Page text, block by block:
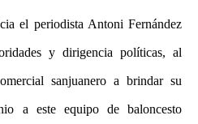
el periodista Antoni Fernández
y dirigencia políticas, al
sanjuanero a brindar su
a este equipo de baloncesto